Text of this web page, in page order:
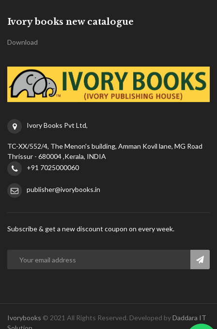
Ivory books new catalogue
Download
Ivory Books Pvt Ltd,
TC-XX/552/4, The Menon's building, Amman Kovil lane, MG Road
Thrissur - 680004 ,Kerala, INDIA
+91 7025000060
publisher@ivorybooks.in
Subscribe & get a new discount coupon on every week.
Ivorybooks © 2021 All Rights Reserved. Developed byDaddara IT